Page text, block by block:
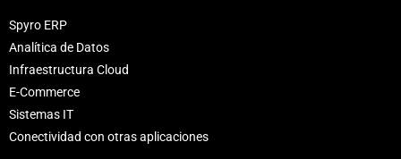
Spyro ERP
Analítica de Datos
Infraestructura Cloud
E-Commerce
Sistemas IT
Conectividad con otras aplicaciones